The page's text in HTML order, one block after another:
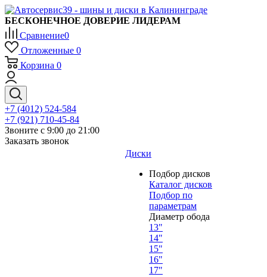
БЕСКОНЕЧНОЕ ДОВЕРИЕ ЛИДЕРАМ
Сравнение0
Отложенные 0
Корзина 0
+7 (4012) 524-584
+7 (921) 710-45-84
Звоните с 9:00 до 21:00
Заказать звонок
Диски
Подбор дисков
Каталог дисков
Подбор по
параметрам
Диаметр обода
13"
14"
15"
16"
17"